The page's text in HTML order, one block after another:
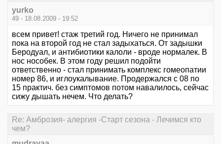
yurko
49 - 18.08.2009 - 19:52
всем привет! стаж третий год. Ничего не принимал
пока на второй год не стал задыхаться. От задышки
Беродуал, и антибиотики калоли - вроде нормалек. В
нос нособек. В этом году решил подойти
ответственно - стал принимать комплекс гомеопатии
номер 86, и иглоукалывание. Продержался с 08 по
15 практич. без симптомов потом навалилось, сейчас
сижу дышать нечем. Что делать?
Re: Амброзия- алергия -Старт сезона - Лечимся кто
чем?